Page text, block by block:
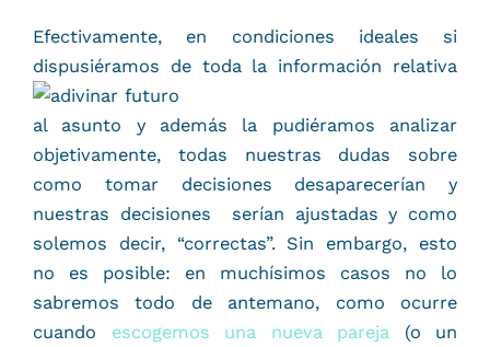
Efectivamente, en condiciones ideales si
dispusiéramos de toda la información relativa
al asunto y además la pudiéramos analizar
objetivamente, todas nuestras dudas sobre
como tomar decisiones desaparecerían y
nuestras decisiones serían ajustadas y como
solemos decir, “correctas”. Sin embargo, esto
no es posible: en muchísimos casos no lo
sabremos todo de antemano, como ocurre
cuando escogemos una nueva pareja (o un